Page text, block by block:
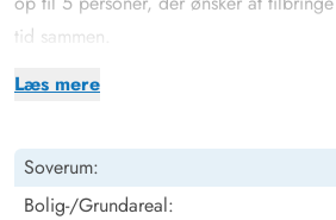
Læs mere
tid sammen.
Opholdsområdet udgør sommerhusets
åbne planløsning giver et dejligt
køkken og opholdsrum smelter sammen.
Soverum:
Bolig-/Grundareal: